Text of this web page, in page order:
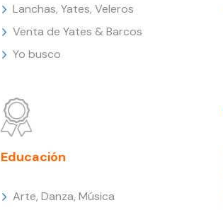
Lanchas, Yates, Veleros
Venta de Yates & Barcos
Yo busco
Educación
Arte, Danza, Música